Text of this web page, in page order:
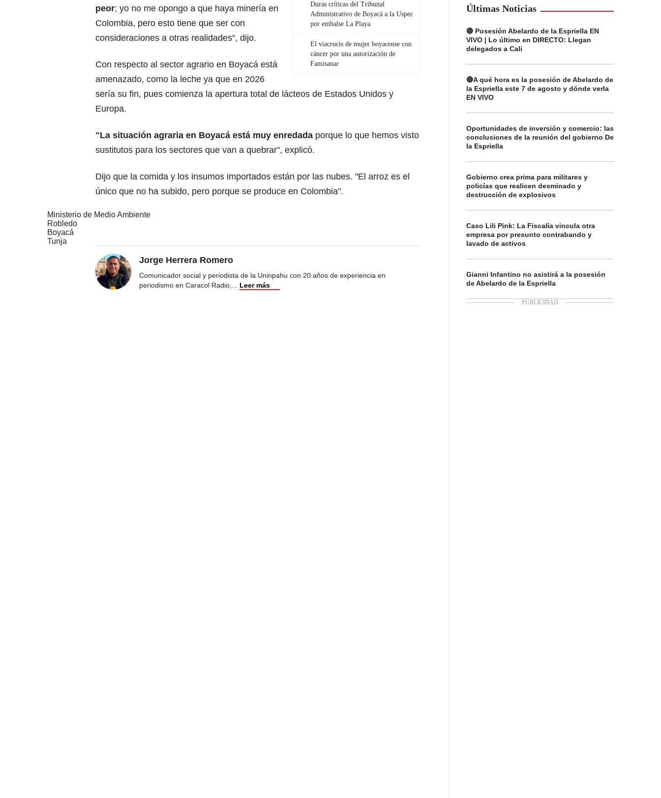
Duras críticas del Tribunal
Administrativo de Boyacá a la Uspec
por embalse La Playa
El viacrucis de mujer boyacense con
cáncer por una autorización de
Famisanar
peor; yo no me opongo a que haya minería en
Colombia, pero esto tiene que ser con
consideraciones a otras realidades", dijo.
Con respecto al sector agrario en Boyacá está
amenazado, como la leche ya que en 2026
sería su fin, pues comienza la apertura total de lácteos de Estados Unidos y
Europa.
"La situación agraria en Boyacá está muy enredada porque lo que hemos visto
sustitutos para los sectores que van a quebrar", explicó.
Dijo que la comida y los insumos importados están por las nubes. "El arroz es el
único que no ha subido, pero porque se produce en Colombia".
Ministerio de Medio Ambiente
Robledo
Boyacá
Tunja
Jorge Herrera Romero
Comunicador social y periodista de la Uninpahu con 20 años de experiencia en
periodismo en Caracol Radio,... Leer más
Últimas Noticias
🔴 Posesión Abelardo de la Espriella EN
VIVO | Lo último en DIRECTO: Llegan
delegados a Cali
🔴A qué hora es la posesión de Abelardo de
la Espriella este 7 de agosto y dónde verla
EN VIVO
Oportunidades de inversión y comercio: las
conclusiones de la reunión del gobierno De
la Espriella
Gobierno crea prima para militares y
policías que realicen desminado y
destrucción de explosivos
Caso Lili Pink: La Fiscalía vincula otra
empresa por presunto contrabando y
lavado de activos
Gianni Infantino no asistirá a la posesión
de Abelardo de la Espriella